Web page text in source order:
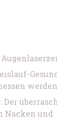
Nacken und